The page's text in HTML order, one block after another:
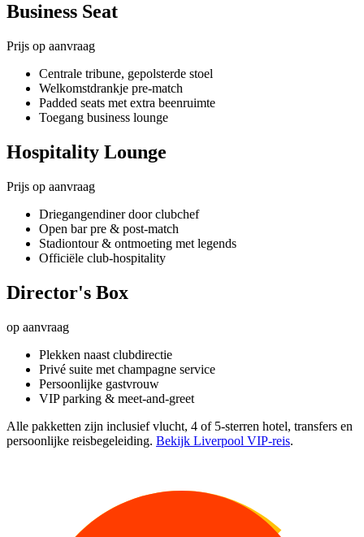
Business Seat
Prijs op aanvraag
Centrale tribune, gepolsterde stoel
Welkomstdrankje pre-match
Padded seats met extra beenruimte
Toegang business lounge
Hospitality Lounge
Prijs op aanvraag
Driegangendiner door clubchef
Open bar pre & post-match
Stadiontour & ontmoeting met legends
Officiële club-hospitality
Director's Box
op aanvraag
Plekken naast clubdirectie
Privé suite met champagne service
Persoonlijke gastvrouw
VIP parking & meet-and-greet
Alle pakketten zijn inclusief vlucht, 4 of 5-sterren hotel, transfers en
persoonlijke reisbegeleiding. Bekijk Liverpool VIP-reis.